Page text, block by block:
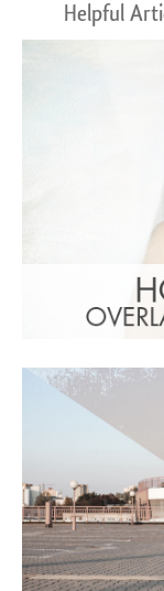
Helpful